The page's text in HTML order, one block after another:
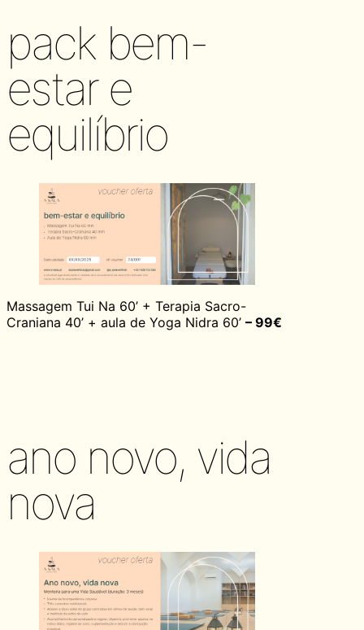
pack bem-
estar e
equilíbrio
Massagem Tui Na 60’ + Terapia Sacro-
Craniana 40’ + aula de Yoga Nidra 60’ – 99€
ano novo, vida
nova